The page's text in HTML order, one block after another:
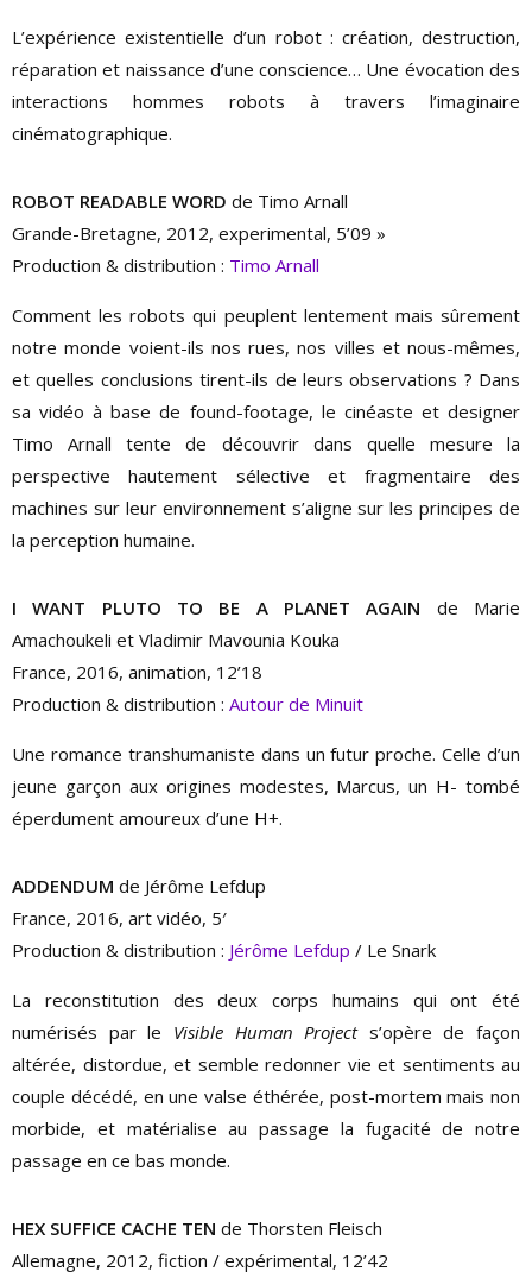
L’expérience existentielle d’un robot : création, destruction,
réparation et naissance d’une conscience… Une évocation des
interactions hommes robots à travers l’imaginaire
cinématographique.
ROBOT READABLE WORD de Timo Arnall
Grande-Bretagne, 2012, experimental, 5’09 »
Production & distribution : Timo Arnall
Comment les robots qui peuplent lentement mais sûrement
notre monde voient-ils nos rues, nos villes et nous-mêmes,
et quelles conclusions tirent-ils de leurs observations ? Dans
sa vidéo à base de found-footage, le cinéaste et designer
Timo Arnall tente de découvrir dans quelle mesure la
perspective hautement sélective et fragmentaire des
machines sur leur environnement s’aligne sur les principes de
la perception humaine.
I WANT PLUTO TO BE A PLANET AGAIN de Marie
Amachoukeli et Vladimir Mavounia Kouka
France, 2016, animation, 12’18
Production & distribution : Autour de Minuit
Une romance transhumaniste dans un futur proche. Celle d’un
jeune garçon aux origines modestes, Marcus, un H- tombé
éperdument amoureux d’une H+.
ADDENDUM de Jérôme Lefdup
France, 2016, art vidéo, 5′
Production & distribution : Jérôme Lefdup / Le Snark
La reconstitution des deux corps humains qui ont été
numérisés par le Visible Human Projects’opère de façon
altérée, distordue, et semble redonner vie et sentiments au
couple décédé, en une valse éthérée, post-mortem mais non
morbide, et matérialise au passage la fugacité de notre
passage en ce bas monde.
HEX SUFFICE CACHE TEN de Thorsten Fleisch
Allemagne, 2012, fiction / expérimental, 12’42